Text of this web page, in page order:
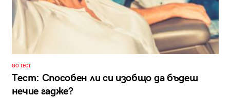
GO ТЕСТ
Тест: Способен ли си изобщо да бъдеш
нечие гадже?